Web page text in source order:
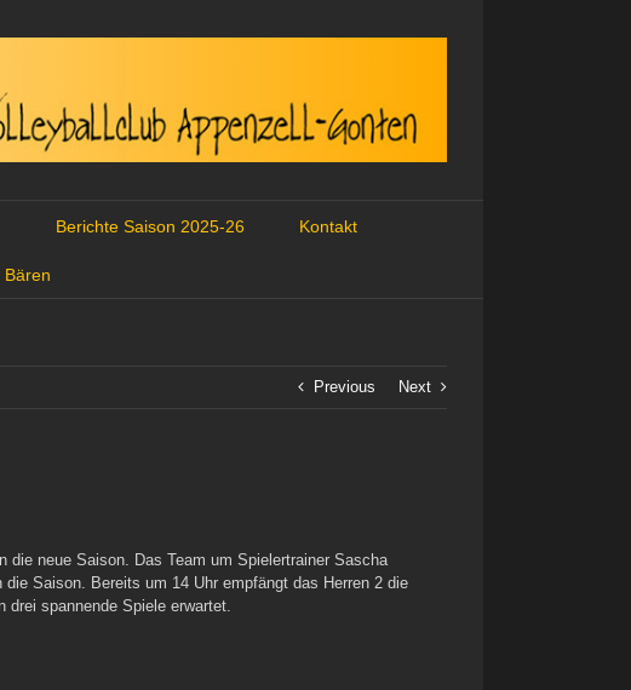
Berichte Saison 2025-26 Kontakt
Bären
Previous Next
die neue Saison. Das Team um Spielertrainer Sascha
Saison. Bereits um 14 Uhr empfängt das Herren 2 die
drei spannende Spiele erwartet.